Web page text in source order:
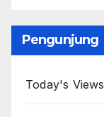
Pengunjung
Today's